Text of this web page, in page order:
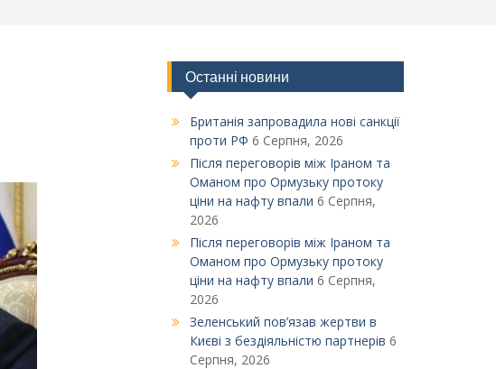
Останні новини
Британія запровадила нові санкції
проти РФ 6 Серпня, 2026
Після переговорів між Іраном та
Оманом про Ормузьку протоку
ціни на нафту впали 6 Серпня,
2026
Після переговорів між Іраном та
Оманом про Ормузьку протоку
ціни на нафту впали 6 Серпня,
2026
Зеленський пов’язав жертви в
Києві з бездіяльністю партнерів 6
Серпня, 2026